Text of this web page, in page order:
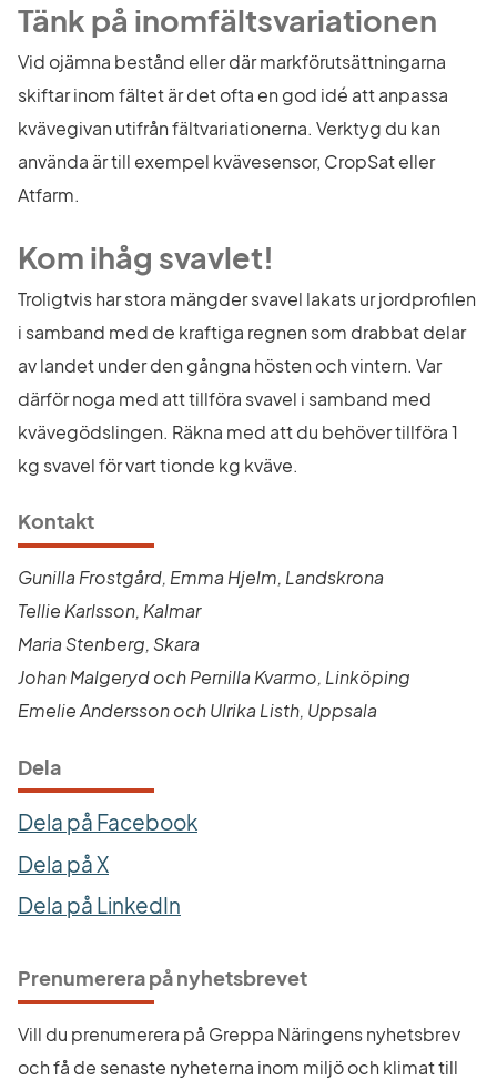
Tänk på inomfältsvariationen
Vid ojämna bestånd eller där markförutsättningarna
skiftar inom fältet är det ofta en god idé att anpassa
kvävegivan utifrån fältvariationerna. Verktyg du kan
använda är till exempel kvävesensor, CropSat eller
Atfarm.
Kom ihåg svavlet!
Troligtvis har stora mängder svavel lakats ur jordprofilen
i samband med de kraftiga regnen som drabbat delar
av landet under den gångna hösten och vintern. Var
därför noga med att tillföra svavel i samband med
kvävegödslingen. Räkna med att du behöver tillföra 1
kg svavel för vart tionde kg kväve.
Kontakt
Gunilla Frostgård, Emma Hjelm, Landskrona
Tellie Karlsson, Kalmar
Maria Stenberg, Skara
Johan Malgeryd och Pernilla Kvarmo, Linköping
Emelie Andersson och Ulrika Listh, Uppsala
Dela
Dela på Facebook
Dela på X
Dela på LinkedIn
Prenumerera på nyhetsbrevet
Vill du prenumerera på Greppa Näringens nyhetsbrev
och få de senaste nyheterna inom miljö och klimat till